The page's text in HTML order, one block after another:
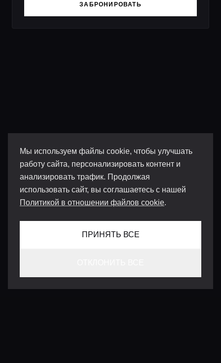
Мы используем файлы cookie, чтобы улучшать
работу сайта, персонализировать контент и
анализировать трафик. Продолжая
использовать сайт, вы соглашаетесь с нашей
Политикой в отношении файлов cookie.
ПРИНЯТЬ ВСЕ
ЗАБРОНИРОВАТЬ